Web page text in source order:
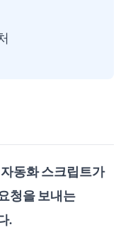
동화 스크립트가
청을 보내는
.